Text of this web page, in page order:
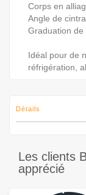
Corps en
Angle de
Graduation de
Idéal pour de
réfrigération,
Détails
Les clients
apprécié